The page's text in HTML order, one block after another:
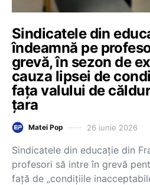
Sindicatele din
îndeamnă pe
grevă, în sezon de
cauza lipsei de
fața valului de
țara
Matei Pop 26 iunie 2026
Sindicatele din educație din
profesori să intre în grevă
față de „condițiile